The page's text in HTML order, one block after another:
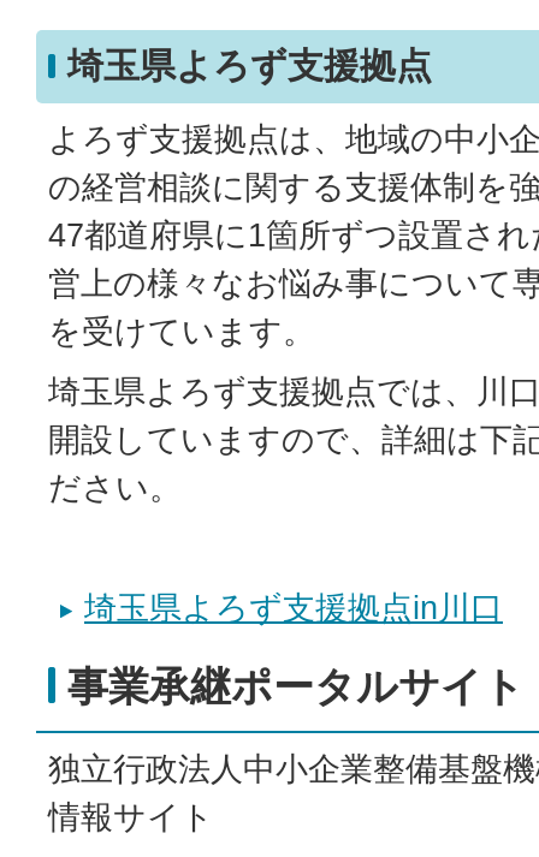
埼玉県よろず支援拠点
よろず支援拠点は、地域の中小
の経営相談に関する支援体制を
47都道府県に1箇所ずつ設置さ
営上の様々なお悩み事について
を受けています。
埼玉県よろず支援拠点では、川
開設していますので、詳細は下
ださい。
埼玉県よろず支援拠点in川口
事業承継ポータルサイト
独立行政法人中小企業整備基盤
情報サイト